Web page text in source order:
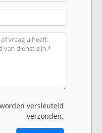
versleuteld
verzonden.